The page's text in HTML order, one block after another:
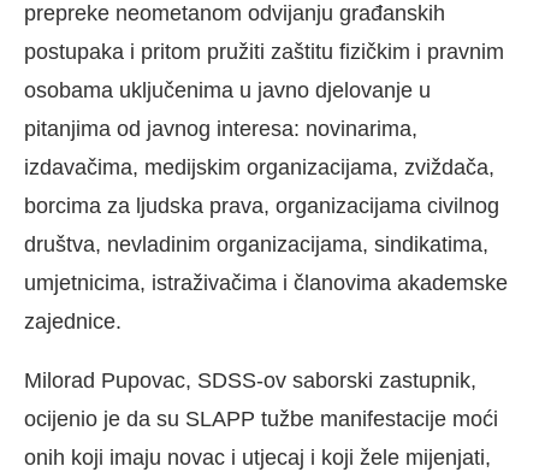
prepreke neometanom odvijanju građanskih
postupaka i pritom pružiti zaštitu fizičkim i pravnim
osobama uključenima u javno djelovanje u
pitanjima od javnog interesa: novinarima,
izdavačima, medijskim organizacijama, zviždača,
borcima za ljudska prava, organizacijama civilnog
društva, nevladinim organizacijama, sindikatima,
umjetnicima, istraživačima i članovima akademske
zajednice.
Milorad Pupovac, SDSS-ov saborski zastupnik,
ocijenio je da su SLAPP tužbe manifestacije moći
onih koji imaju novac i utjecaj i koji žele mijenjati,